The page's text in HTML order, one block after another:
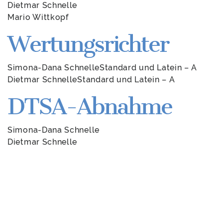
Dietmar Schnelle
Mario Wittkopf
Wertungsrichter
Simona-Dana SchnelleStandard und Latein – A
Dietmar SchnelleStandard und Latein – A
DTSA-Abnahme
Simona-Dana Schnelle
Dietmar Schnelle